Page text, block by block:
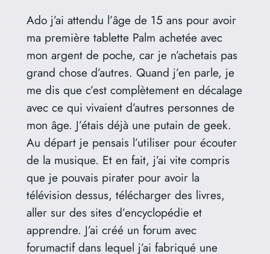
Ado j’ai attendu l’âge de 15 ans pour avoir
ma première tablette Palm achetée avec
mon argent de poche, car je n’achetais pas
grand chose d’autres. Quand j’en parle, je
me dis que c’est complètement en décalage
avec ce qui vivaient d’autres personnes de
mon âge. J’étais déjà une putain de geek.
Au départ je pensais l’utiliser pour écouter
de la musique. Et en fait, j’ai vite compris
que je pouvais pirater pour avoir la
télévision dessus, télécharger des livres,
aller sur des sites d’encyclopédie et
apprendre. J’ai créé un forum avec
forumactif dans lequel j’ai fabriqué une